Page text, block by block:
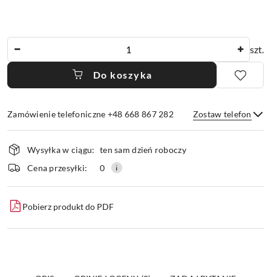
szt.
Do koszyka
Zamówienie telefoniczne +48 668 867 282 Zostaw telefon
Wyślij
Dostępność
i
dostawa
Wysyłka w ciągu: ten sam dzień roboczy
Cena przesyłki:
0
Pobierz produkt do PDF